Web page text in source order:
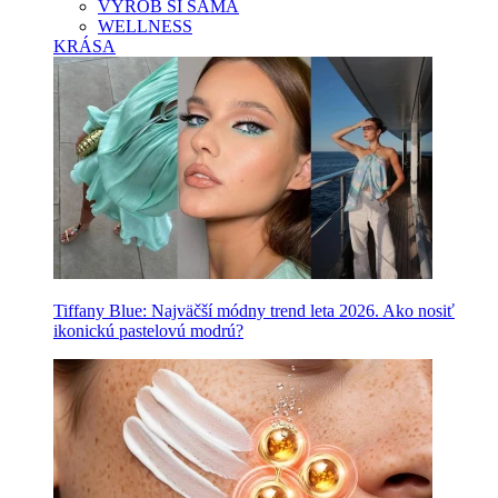
VYROB SI SAMA
WELLNESS
KRÁSA
Tiffany Blue: Najväčší módny trend leta 2026. Ako nosiť
ikonickú pastelovú modrú?